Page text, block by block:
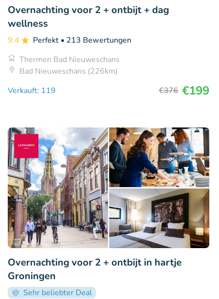
Overnachting voor 2 + ontbijt + dag
wellness
9.4 Perfekt • 213 Bewertungen
Thermen Bad Nieuweschans
Bad Nieuweschans (226km)
Verkauft: 119
€376 €199
Overnachting voor 2 + ontbijt in hartje
Groningen
Sehr beliebter Deal